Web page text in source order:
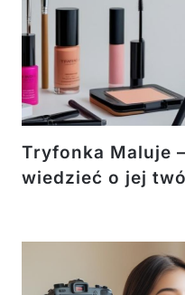
Tryfonka Maluje
wiedzieć o jej